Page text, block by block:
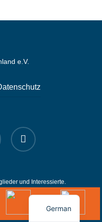
e.V.
spotify
und Interessierte.
German
English